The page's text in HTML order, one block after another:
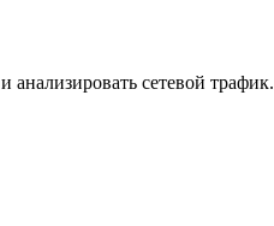
сетевой трафик.